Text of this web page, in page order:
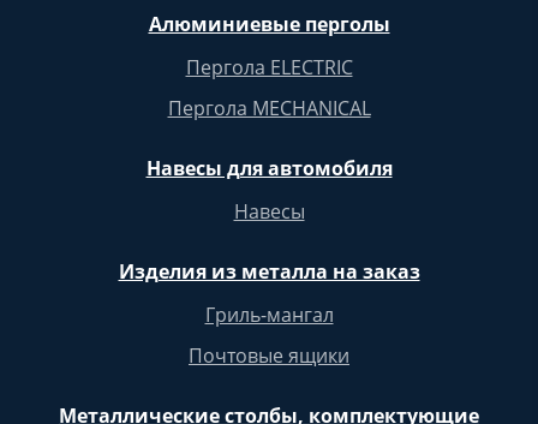
Алюминиевые перголы
Пергола ELECTRIC
Пергола MECHANICAL
Навесы для автомобиля
Навесы
Изделия из металла на заказ
Гриль-мангал
Почтовые ящики
Металлические столбы, комплектующие